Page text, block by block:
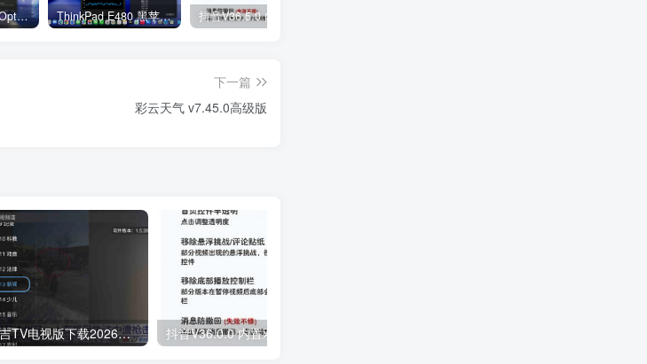
Windows X-Lite ‘Optimum 11’ 25H2 Pro v2 ThinkPad E480 黑苹果完美Tahoe的EFI分享（2026.03.01更新） 抖音V36.5.0 内置模块
下一篇
彩云天气 v7.45.0高级版
安卓大吉TV电视版下载2026最新v1.5.20清爽版 抖音V36.0.0 内置双模块